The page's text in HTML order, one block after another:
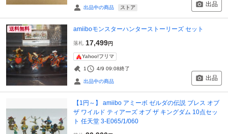
出品中の商品 ストア 出品
送料無料 amiiboモンスターハンターストーリーズ セット
落札 17,499円
Yahoo!フリマ
1 4/9 09:08終了
出品中の商品 出品
【1円～】 amiibo アミーボ ゼルダの伝説 ブレス オブ
ザ ワイルド ティアーズ オブ ザ キングダム 10点セッ
ト 任天堂 3-E065/1/060